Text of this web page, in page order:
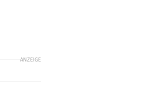
ANZEIGE